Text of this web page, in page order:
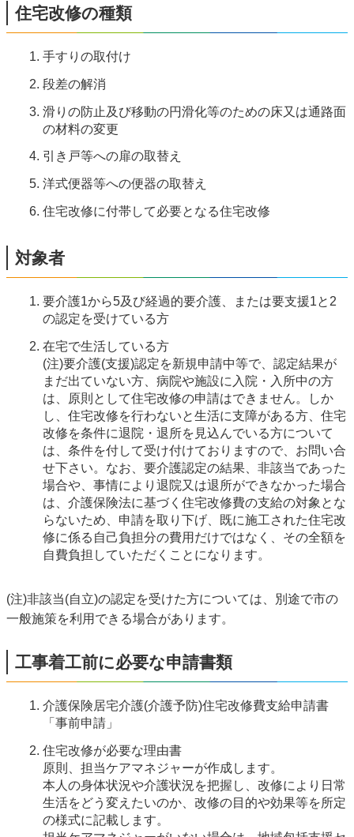
住宅改修の種類
手すりの取付け
段差の解消
滑りの防止及び移動の円滑化等のための床又は通路面
の材料の変更
引き戸等への扉の取替え
洋式便器等への便器の取替え
住宅改修に付帯して必要となる住宅改修
対象者
要介護1から5及び経過的要介護、または要支援1と2
の認定を受けている方
在宅で生活している方
(注)要介護(支援)認定を新規申請中等で、認定結果が
まだ出ていない方、病院や施設に入院・入所中の方
は、原則として住宅改修の申請はできません。しか
し、住宅改修を行わないと生活に支障がある方、住宅
改修を条件に退院・退所を見込んでいる方について
は、条件を付して受け付けておりますので、お問い合
せ下さい。なお、要介護認定の結果、非該当であった
場合や、事情により退院又は退所ができなかった場合
は、介護保険法に基づく住宅改修費の支給の対象とな
らないため、申請を取り下げ、既に施工された住宅改
修に係る自己負担分の費用だけではなく、その全額を
自費負担していただくことになります。
(注)非該当(自立)の認定を受けた方については、別途で市の
一般施策を利用できる場合があります。
工事着工前に必要な申請書類
介護保険居宅介護(介護予防)住宅改修費支給申請書
「事前申請」
住宅改修が必要な理由書
原則、担当ケアマネジャーが作成します。
本人の身体状況や介護状況を把握し、改修により日常
生活をどう変えたいのか、改修の目的や効果等を所定
の様式に記載します。